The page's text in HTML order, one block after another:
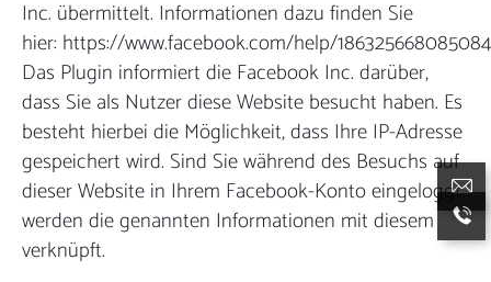
Inc. übermittelt. Informationen dazu finden Sie
hier: https://www.facebook.com/help/186325668085084
Das Plugin informiert die Facebook Inc. darüber,
dass Sie als Nutzer diese Website besucht haben. Es
besteht hierbei die Möglichkeit, dass Ihre IP-Adresse
gespeichert wird. Sind Sie während des Besuchs auf
dieser Website in Ihrem Facebook-Konto eingeloggt,
werden die genannten Informationen mit diesem
verknüpft.